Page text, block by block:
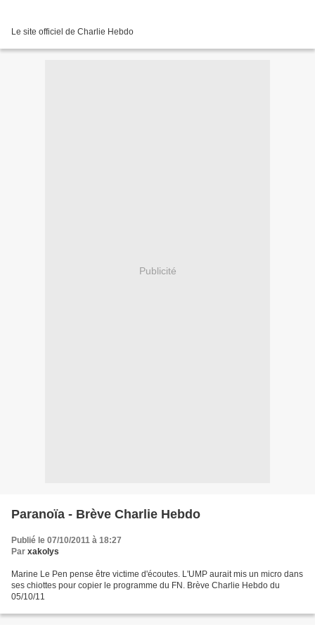
Le site officiel de Charlie Hebdo
Publicité
Paranoïa - Brève Charlie Hebdo
Publié le 07/10/2011 à 18:27
Par xakolys
Marine Le Pen pense être victime d'écoutes. L'UMP aurait mis un micro dans
ses chiottes pour copier le programme du FN. Brève Charlie Hebdo du
05/10/11